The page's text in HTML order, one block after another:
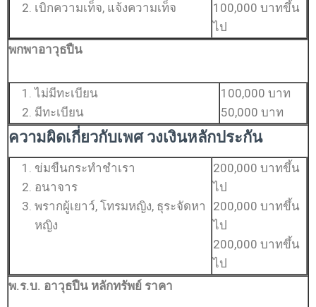
เบิกความเท็จ, แจ้งความเท็จ
100,000 บาทขึ้น
ไป
พกพาอาวุธปืน
ไม่มีทะเบียน
มีทะเบียน
100,000 บาท
50,000 บาท
ความผิดเกี่ยวกับเพศ วงเงินหลักประกัน
ข่มขืนกระทำชำเรา
อนาจาร
พรากผู้เยาว์, โทรมหญิง, ธุระจัดหา
หญิง
200,000 บาทขึ้น
ไป
200,000 บาทขึ้น
ไป
200,000 บาทขึ้น
ไป
พ.ร.บ. อาวุธปืน หลักทรัพย์ ราคา